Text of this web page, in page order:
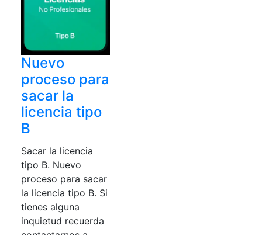
Nuevo
proceso para
sacar la
licencia tipo
B
Sacar la licencia
tipo B. Nuevo
proceso para sacar
la licencia tipo B. Si
tienes alguna
inquietud recuerda